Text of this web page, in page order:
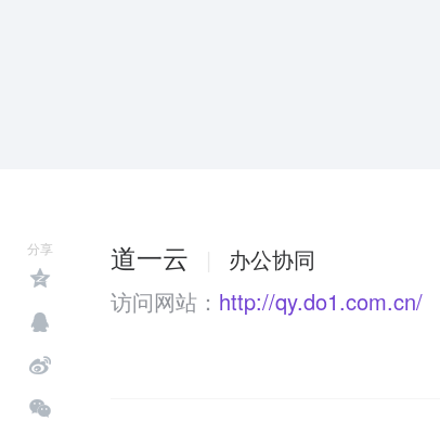
分享 道一云
办公协同
访问网站： http://qy.do1.com.cn/